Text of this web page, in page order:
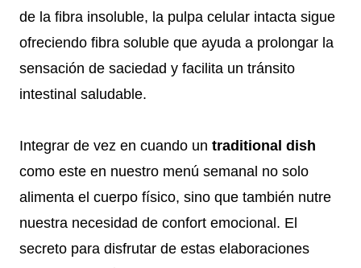
de la fibra insoluble, la pulpa celular intacta sigue
ofreciendo fibra soluble que ayuda a prolongar la
sensación de saciedad y facilita un tránsito
intestinal saludable.
Integrar de vez en cuando un traditional dish
como este en nuestro menú semanal no solo
alimenta el cuerpo físico, sino que también nutre
nuestra necesidad de confort emocional. El
secreto para disfrutar de estas elaboraciones